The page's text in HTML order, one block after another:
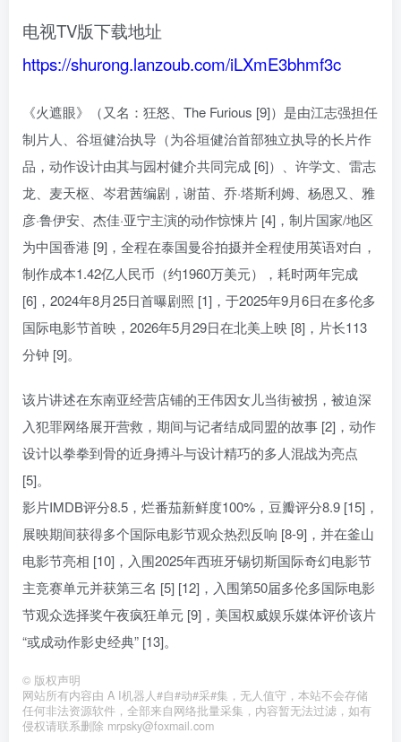
电视TV版下载地址
https://shurong.lanzoub.com/iLXmE3bhmf3c
《火遮眼》（又名：狂怒、The Furious [9]）是由江志强担任
制片人、谷垣健治执导（为谷垣健治首部独立执导的长片作
品，动作设计由其与园村健介共同完成 [6]）、许学文、雷志
龙、麦天枢、岑君茜编剧，谢苗、乔·塔斯利姆、杨恩又、雅
彦·鲁伊安、杰佳·亚宁主演的动作惊悚片 [4]，制片国家/地区
为中国香港 [9]，全程在泰国曼谷拍摄并全程使用英语对白，
制作成本1.42亿人民币（约1960万美元），耗时两年完成
[6]，2024年8月25日首曝剧照 [1]，于2025年9月6日在多伦多
国际电影节首映，2026年5月29日在北美上映 [8]，片长113
分钟 [9]。
该片讲述在东南亚经营店铺的王伟因女儿当街被拐，被迫深
入犯罪网络展开营救，期间与记者结成同盟的故事 [2]，动作
设计以拳拳到骨的近身搏斗与设计精巧的多人混战为亮点
[5]。
影片IMDB评分8.5，烂番茄新鲜度100%，豆瓣评分8.9 [15]，
展映期间获得多个国际电影节观众热烈反响 [8-9]，并在釜山
电影节亮相 [10]，入围2025年西班牙锡切斯国际奇幻电影节
主竞赛单元并获第三名 [5] [12]，入围第50届多伦多国际电影
节观众选择奖午夜疯狂单元 [9]，美国权威娱乐媒体评价该片
“或成动作影史经典” [13]。
© 版权声明
网站所有内容由 A I机器人#自#动#采#集，无人值守，本站不会存储
任何非法资源软件，全部来自网络批量采集，内容暂无法过滤，如有
侵权请联系删除 mrpsky@foxmail.com